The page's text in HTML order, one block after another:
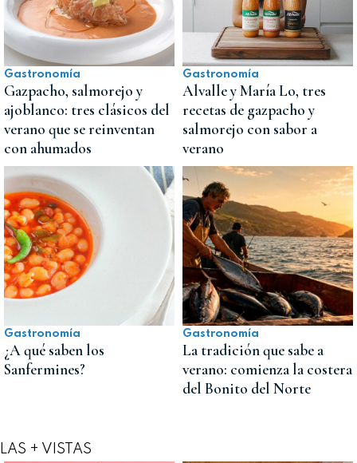
Gastronomía
Gazpacho, salmorejo y
ajoblanco: tres clásicos del
verano que se reinventan
con ahumados
Gastronomía
Alvalle y María Lo, tres
recetas de gazpacho y
salmorejo con sabor a
verano
Gastronomía
¿A qué saben los
Sanfermines?
Gastronomía
La tradición que sabe a
verano: comienza la costera
del Bonito del Norte
LAS + VISTAS